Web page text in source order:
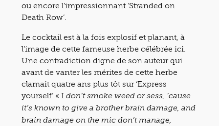
ou encore l’impressionnant ‘Stranded on
Death Row’.
Le cocktail est à la fois explosif et planant, à
l’image de cette fameuse herbe célébrée ici.
Une contradiction digne de son auteur qui
avant de vanter les mérites de cette herbe
clamait quatre ans plus tôt sur ‘Express
yourself’ « I don’t smoke weed or sess, ’cause
it’s known to give a brother brain damage, and
brain damage on the mic don’t manage,